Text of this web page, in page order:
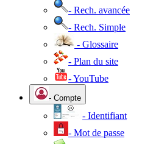
- Rech. avancée
- Rech. Simple
- Glossaire
- Plan du site
- YouTube
- Compte
- Identifiant
- Mot de passe